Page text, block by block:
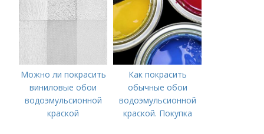
Можно ли покрасить
виниловые обои
водоэмульсионной
краской
Как покрасить
обычные обои
водоэмульсионной
краской. Покупка